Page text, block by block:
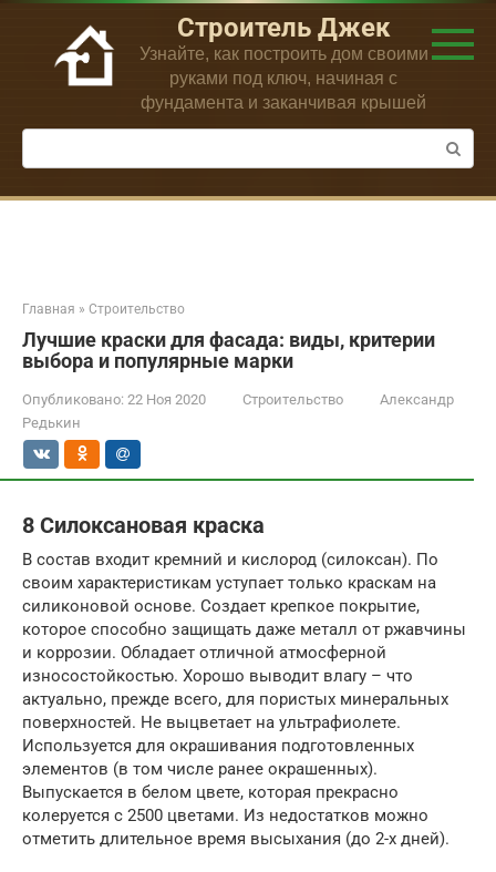
Перейти
контенту
Строитель Джек
Узнайте, как построить дом своими
руками под ключ, начиная с
фундамента и заканчивая крышей
Поиск:
Главная » Строительство
Лучшие краски для фасада: виды, критерии
выбора и популярные марки
Опубликовано: 22 Ноя 2020 Строительство
Александр
Редькин
8 Силоксановая краска
В состав входит кремний и кислород (силоксан). По
своим характеристикам уступает только краскам на
силиконовой основе. Создает крепкое покрытие,
которое способно защищать даже металл от ржавчины
и коррозии. Обладает отличной атмосферной
износостойкостью. Хорошо выводит влагу – что
актуально, прежде всего, для пористых минеральных
поверхностей. Не выцветает на ультрафиолете.
Используется для окрашивания подготовленных
элементов (в том числе ранее окрашенных).
Выпускается в белом цвете, которая прекрасно
колеруется с 2500 цветами. Из недостатков можно
отметить длительное время высыхания (до 2-х дней).